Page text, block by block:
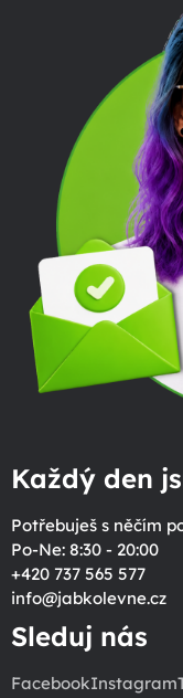
Každý den
Potřebuješ s něčím
Po-Ne: 8:30 - 20:00
+420 737 565 577
info@jabkolevne.cz
Sleduj nás
FacebookInstagram